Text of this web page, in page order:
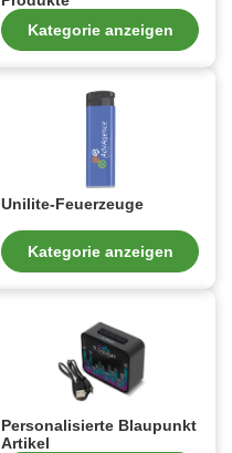
Kategorie anzeigen
Unilite-Feuerzeuge
Kategorie anzeigen
Personalisierte Blaupunkt
Artikel